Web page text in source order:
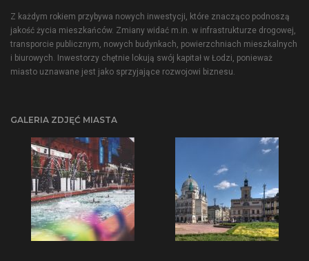
Z każdym rokiem przybywa nowych inwestycji, które znacząco podnoszą
jakość życia mieszkańców. Zmiany widać m.in. w infrastrukturze drogowej,
transporcie publicznym, nowych budynkach, powierzchniach mieszkalnych
i biurowych. Inwestorzy chętnie lokują swój kapitał w Łodzi, ponieważ
miasto uznawane jest jako sprzyjające rozwojowi biznesu.
GALERIA ZDJĘĆ MIASTA